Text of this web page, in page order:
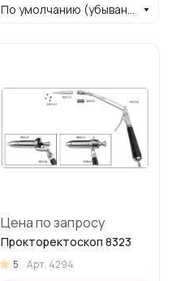
По умолчанию (убывание)
Цена по запросу
Прокторектоскоп 8323
5 Арт. 4294